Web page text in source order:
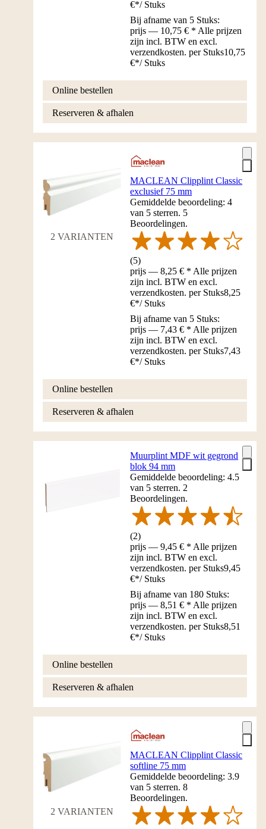
€*/ Stuks
Bij afname van 5 Stuks:
prijs — 10,75 € * Alle prijzen
zijn incl. BTW en excl.
verzendkosten. per Stuks10,75
€*/ Stuks
Online bestellen
Reserveren & afhalen
2 VARIANTEN
MACLEAN Clipplint Classic
exclusief 75 mm
Gemiddelde beoordeling: 4
van 5 sterren. 5
Beoordelingen.
(5)
prijs — 8,25 € * Alle prijzen
zijn incl. BTW en excl.
verzendkosten. per Stuks8,25
€*/ Stuks
Bij afname van 5 Stuks:
prijs — 7,43 € * Alle prijzen
zijn incl. BTW en excl.
verzendkosten. per Stuks7,43
€*/ Stuks
Online bestellen
Reserveren & afhalen
Muurplint MDF wit gegrond
blok 94 mm
Gemiddelde beoordeling: 4.5
van 5 sterren. 2
Beoordelingen.
(2)
prijs — 9,45 € * Alle prijzen
zijn incl. BTW en excl.
verzendkosten. per Stuks9,45
€*/ Stuks
Bij afname van 180 Stuks:
prijs — 8,51 € * Alle prijzen
zijn incl. BTW en excl.
verzendkosten. per Stuks8,51
€*/ Stuks
Online bestellen
Reserveren & afhalen
2 VARIANTEN
MACLEAN Clipplint Classic
softline 75 mm
Gemiddelde beoordeling: 3.9
van 5 sterren. 8
Beoordelingen.